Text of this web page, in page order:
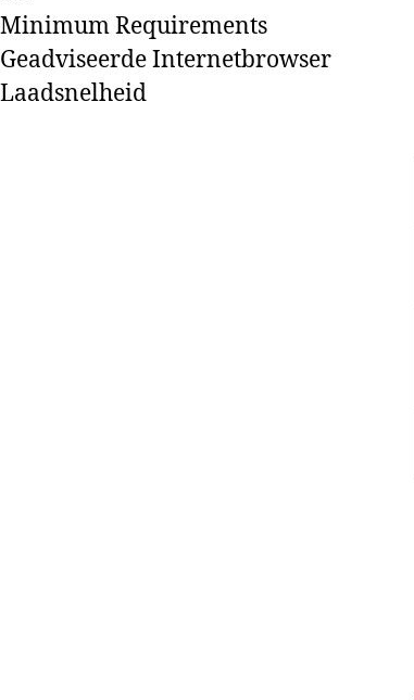
Minimum Requirements
Geadviseerde Internetbrowser
Laadsnelheid